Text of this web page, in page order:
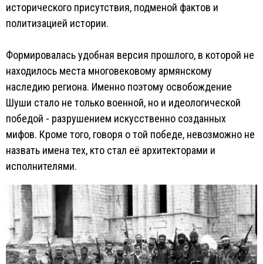
исторического присутствия, подменой фактов и
политизацией истории.
Формировалась удобная версия прошлого, в которой не
находилось места многовековому армянскому
наследию региона. Именно поэтому освобождение
Шуши стало не только военной, но и идеологической
победой - разрушением искусственно созданных
мифов. Кроме того, говоря о той победе, невозможно не
назвать имена тех, кто стал её архитекторами и
исполнителями.